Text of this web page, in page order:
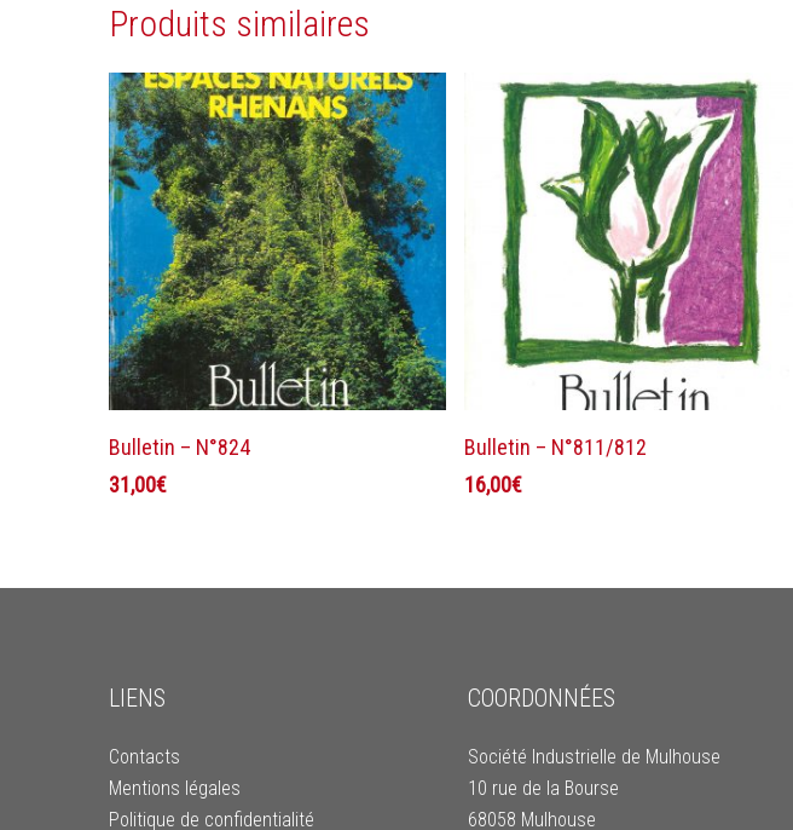
Produits similaires
Ajouter au panier
Bulletin – N°824
31,00€
Ajouter au panier
Bulletin – N°811/812
16,00€
LIENS
Contacts
Mentions légales
Politique de confidentialité
COORDONNÉES
Société Industrielle de Mulhouse
10 rue de la Bourse
68058 Mulhouse